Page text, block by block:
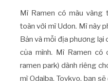
Mì Ramen có màu vàng
toàn với mì Udon. Mì này
Bản và mỗi địa phương
của mình. Mì Ramen có
ramen park) dành riêng
mì Odaiba, Toykyo, bạn